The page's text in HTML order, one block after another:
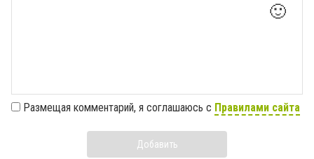
🙂
Размещая комментарий, я соглашаюсь с Правилами сайта
Добавить